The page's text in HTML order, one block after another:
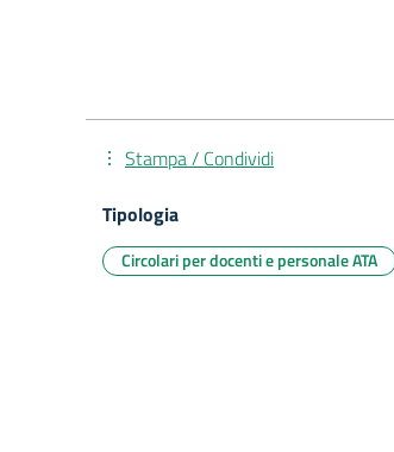
Stampa / Condividi
Tipologia
Circolari per docenti e personale ATA